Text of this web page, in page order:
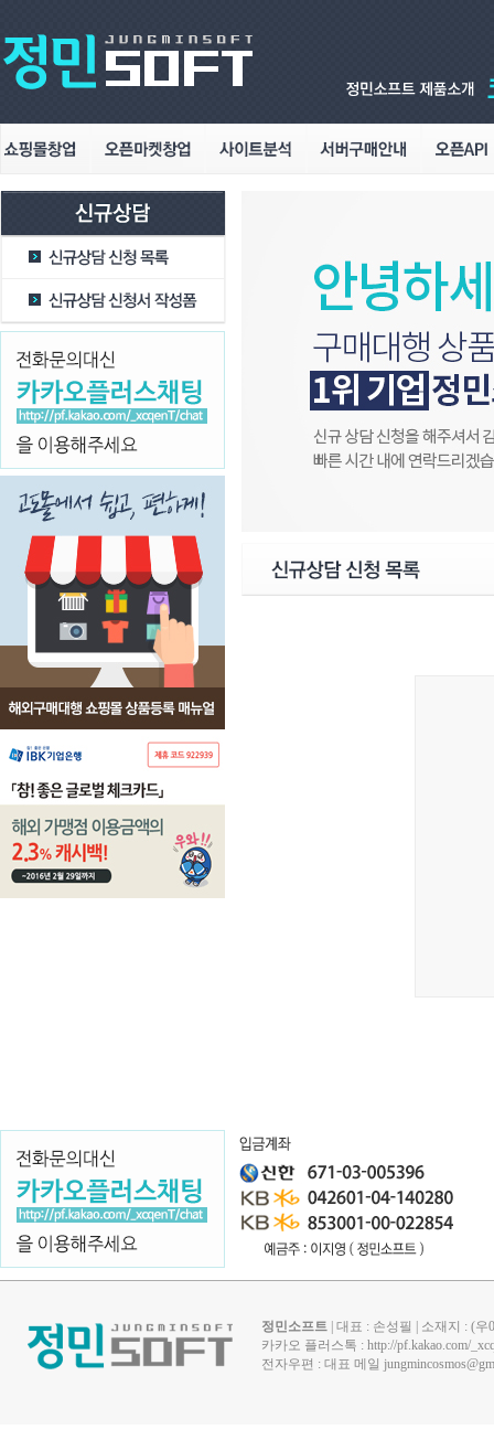
정민소프트 | 대표 : 손성필 | 소재지 : (
카카오 플러스톡 : http://pf.kakao.com/
전자우편 : 대표 메일